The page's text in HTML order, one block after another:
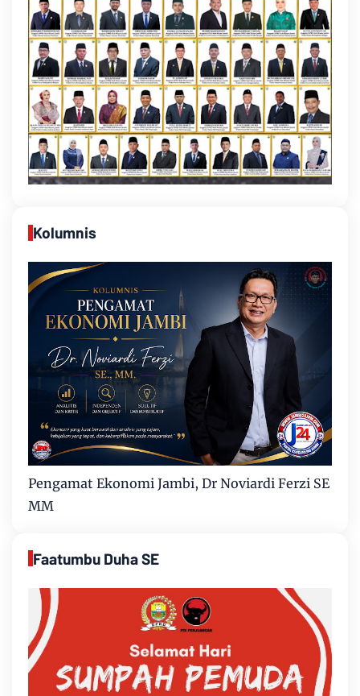
Kolumnis
Pengamat Ekonomi Jambi, Dr Noviardi Ferzi SE
MM
Faatumbu Duha SE